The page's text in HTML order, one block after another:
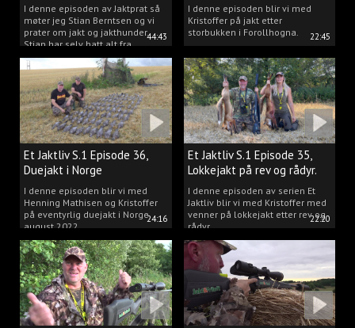
44:43
I denne episoden av Jaktprat så
møter jeg Stian Berntsen og vi
prater om jakt og jakthunder.
Stian har selv hatt alt fra
støvere, til elghunder,
rådyrhunder, spetser, apportører
og stående fuglehunder.
22:45
I denne episoden blir vi med
Kristoffer på jakt etter
storbukken i Forollhogna.
24:16
Et Jaktliv S.1 Episode 36,
Duejakt i Norge
I denne episoden blir vi med
Henning Mathisen og Kristoffer
på eventyrlig duejakt i Norge
august 2022.
22:20
Et Jaktliv S.1 Episode 35,
Lokkejakt på rev og rådyr.
I denne episoden av serien Et
Jaktliv blir vi med Kristoffer med
venner på lokkejakt etter rev og
rådyr.